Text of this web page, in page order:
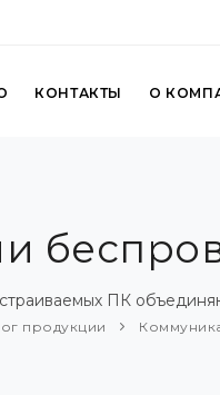
КОНТАКТЫ О
ПК
продукции